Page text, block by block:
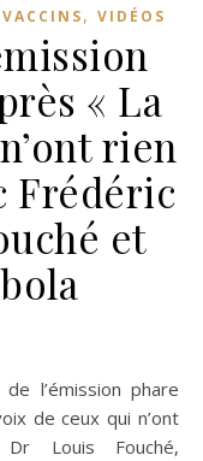
VACCINS, VIDÉOS
« La
rien
Frédéric
et
de ceux qui n’ont
Louis Fouché,